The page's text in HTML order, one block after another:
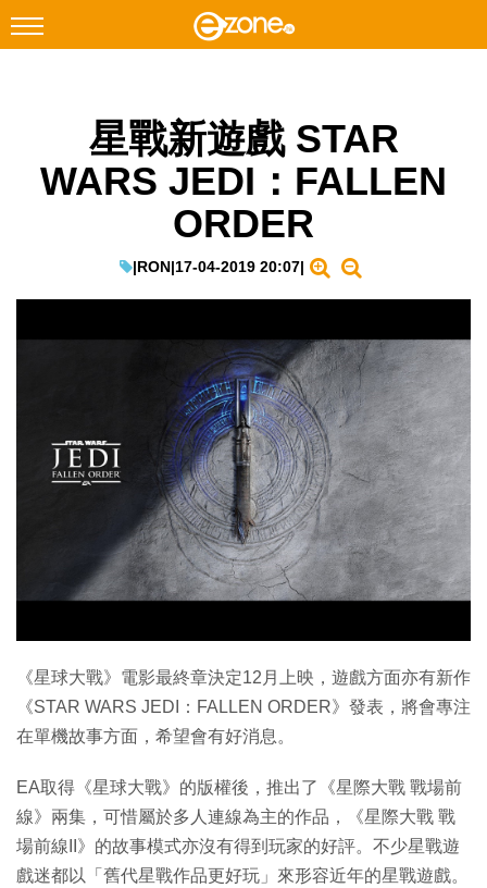
Facebook Instagram
科技焦點
教學評測
EduTech
Enterprise Digital Transformation
星戰新遊戲 STAR
WARS JEDI：FALLEN
ORDER
|RON|17-04-2019 20:07|
《星球大戰》電影最終章決定12月上映，遊戲方面亦有新作
《STAR WARS JEDI：FALLEN ORDER》發表，將會專注
在單機故事方面，希望會有好消息。
EA取得《星球大戰》的版權後，推出了《星際大戰 戰場前
線》兩集，可惜屬於多人連線為主的作品，《星際大戰 戰
場前線II》的故事模式亦沒有得到玩家的好評。不少星戰遊
戲迷都以「舊代星戰作品更好玩」來形容近年的星戰遊戲。